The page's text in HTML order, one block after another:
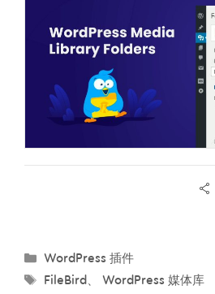
分
类
WordPress 插件
标
FileBird WordPress 媒体库